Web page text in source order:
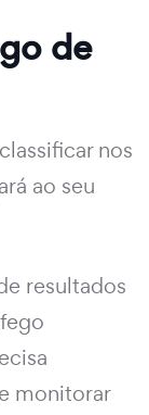
de
nos
ao seu
resultados
monitorar